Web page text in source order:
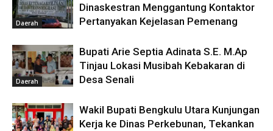
Daerah
Dinaskestran Menggantung Kontaktor
Pertanyakan Kejelasan Pemenang
Daerah
Bupati Arie Septia Adinata S.E. M.Ap
Tinjau Lokasi Musibah Kebakaran di
Desa Senali
Wakil Bupati Bengkulu Utara Kunjungan
Kerja ke Dinas Perkebunan, Tekankan